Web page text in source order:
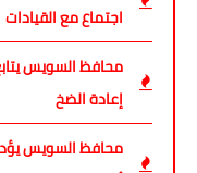
اجتماع مع القيادات
محافظ السويس
إعادة الضخ
محافظ السويس